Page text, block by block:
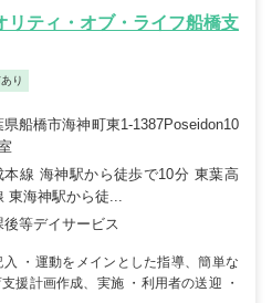
リティ・オブ・ライフ船橋支
り
県船橋市海神町東1-1387Poseidon10
本線 海神駅から徒歩で10分 東葉高
東海神駅から徒...
後等デイサービス
・運動をメインとした指導、簡単な
援計画作成、実施 ・利用者の送迎 ・